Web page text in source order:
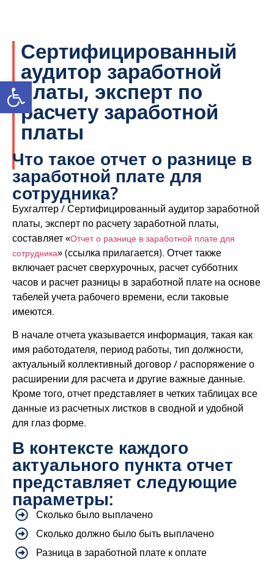
Сертифицированный
аудитор заработной
платы, эксперт по
расчету заработной
платы
Что такое отчет о разнице в
заработной плате для
сотрудника?
Бухгалтер / Сертифицированный аудитор заработной
платы, эксперт по расчету заработной платы,
составляет «Отчет о разнице в заработной плате для
сотрудника» (ссылка прилагается). Отчет также
включает расчет сверхурочных, расчет субботних
часов и расчет разницы в заработной плате на основе
табелей учета рабочего времени, если таковые
имеются.
В начале отчета указывается информация, такая как
имя работодателя, период работы, тип должности,
актуальный коллективный договор / распоряжение о
расширении для расчета и другие важные данные.
Кроме того, отчет представляет в четких таблицах все
данные из расчетных листков в сводной и удобной
для глаз форме.
В контексте каждого
актуального пункта отчет
представляет следующие
параметры:
Сколько было выплачено
Сколько должно было быть выплачено
Разница в заработной плате к оплате
Открыть панель инструментов